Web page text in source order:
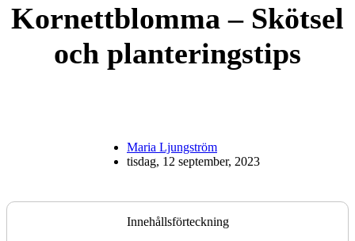
Kornettblomma – Skötsel
och planteringstips
Maria Ljungström
tisdag, 12 september, 2023
Innehållsförteckning